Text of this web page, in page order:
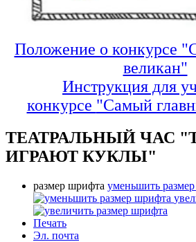
Положение о конкурсе
великан"
Инструкция для
конкурсе "Самый
ТЕАТРАЛЬНЫЙ ЧАС
ИГРАЮТ КУКЛЫ"
размер шрифта уменьшить
Печать
Эл. почта